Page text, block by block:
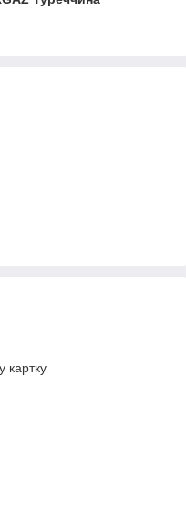
картку